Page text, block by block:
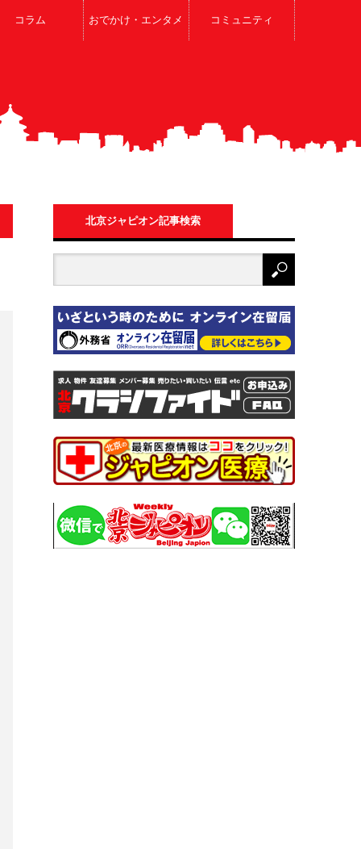
コラム おでかけ・エンタメ コミュニティ
北京ジャピオン記事検索